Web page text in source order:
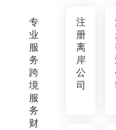
专
业
服
务
跨
境
服
务
财
注
册
离
岸
公
司